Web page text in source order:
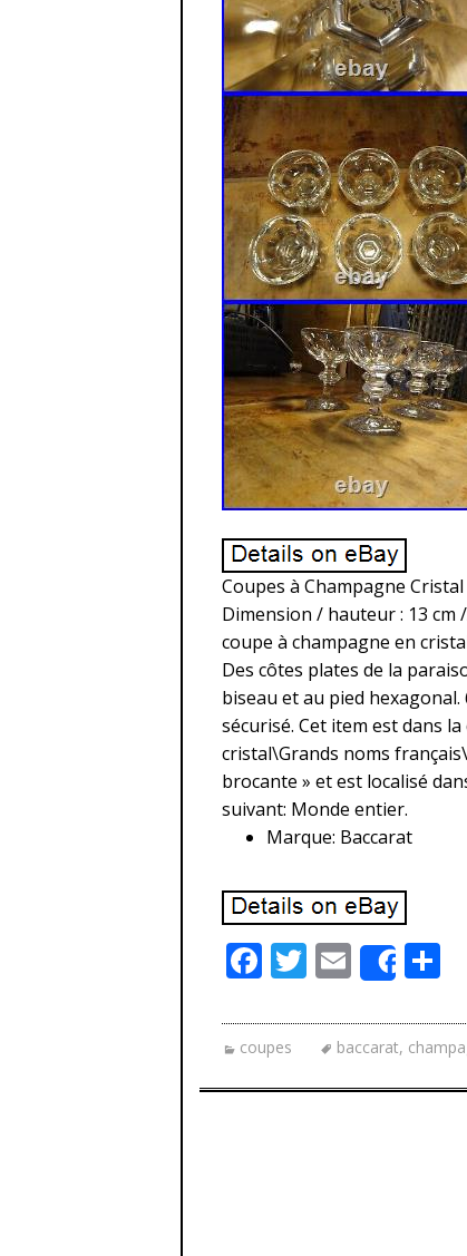
Coupes à Champagne
Dimension / hauteur : 13 cm
coupe à champagne en
Des côtes plates de la
biseau et au pied
sécurisé. Cet item est dans
cristal\Grands noms
brocante » et est localisé
suivant: Monde entier.
Marque: Baccarat
F
e
b
o
T
itt
er
E
m
ai
l
Share
g
coupes baccarat,